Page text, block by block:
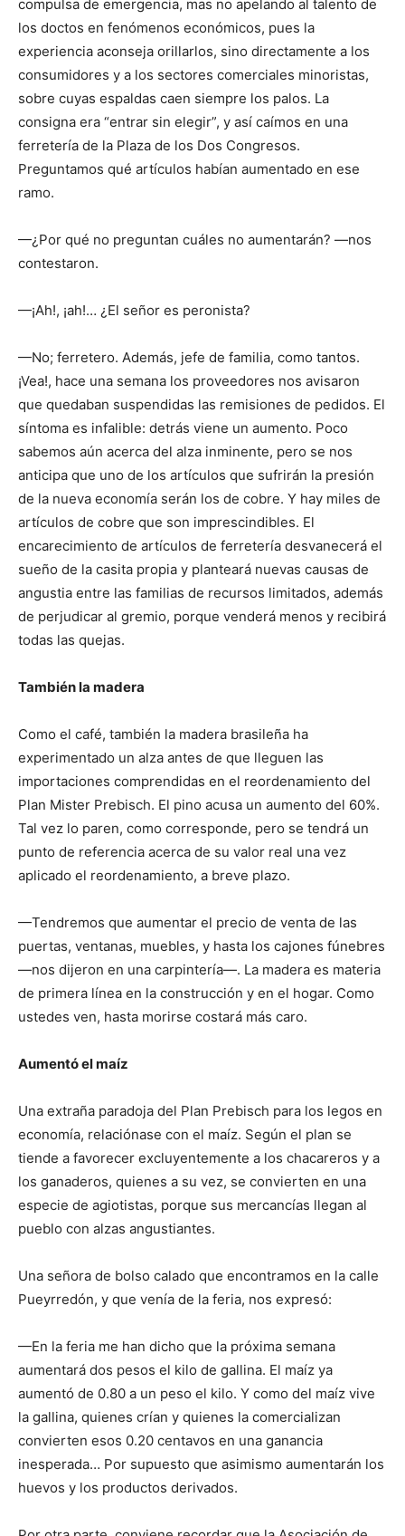
compulsa de emergencia, mas no apelando al talento de
los doctos en fenómenos económicos, pues la
experiencia aconseja orillarlos, sino directamente a los
consumidores y a los sectores comerciales minoristas,
sobre cuyas espaldas caen siempre los palos. La
consigna era “entrar sin elegir”, y así caímos en una
ferretería de la Plaza de los Dos Congresos.
Preguntamos qué artículos habían aumentado en ese
ramo.
—¿Por qué no preguntan cuáles no aumentarán? —nos
contestaron.
—¡Ah!, ¡ah!… ¿El señor es peronista?
—No; ferretero. Además, jefe de familia, como tantos.
¡Vea!, hace una semana los proveedores nos avisaron
que quedaban suspendidas las remisiones de pedidos. El
síntoma es infalible: detrás viene un aumento. Poco
sabemos aún acerca del alza inminente, pero se nos
anticipa que uno de los artículos que sufrirán la presión
de la nueva economía serán los de cobre. Y hay miles de
artículos de cobre que son imprescindibles. El
encarecimiento de artículos de ferretería desvanecerá el
sueño de la casita propia y planteará nuevas causas de
angustia entre las familias de recursos limitados, además
de perjudicar al gremio, porque venderá menos y recibirá
todas las quejas.
También la madera
Como el café, también la madera brasileña ha
experimentado un alza antes de que lleguen las
importaciones comprendidas en el reordenamiento del
Plan Mister Prebisch. El pino acusa un aumento del 60%.
Tal vez lo paren, como corresponde, pero se tendrá un
punto de referencia acerca de su valor real una vez
aplicado el reordenamiento, a breve plazo.
—Tendremos que aumentar el precio de venta de las
puertas, ventanas, muebles, y hasta los cajones fúnebres
—nos dijeron en una carpintería—. La madera es materia
de primera línea en la construcción y en el hogar. Como
ustedes ven, hasta morirse costará más caro.
Aumentó el maíz
Una extraña paradoja del Plan Prebisch para los legos en
economía, relaciónase con el maíz. Según el plan se
tiende a favorecer excluyentemente a los chacareros y a
los ganaderos, quienes a su vez, se convierten en una
especie de agiotistas, porque sus mercancías llegan al
pueblo con alzas angustiantes.
Una señora de bolso calado que encontramos en la calle
Pueyrredón, y que venía de la feria, nos expresó:
—En la feria me han dicho que la próxima semana
aumentará dos pesos el kilo de gallina. El maíz ya
aumentó de 0.80 a un peso el kilo. Y como del maíz vive
la gallina, quienes crían y quienes la comercializan
convierten esos 0.20 centavos en una ganancia
inesperada… Por supuesto que asimismo aumentarán los
huevos y los productos derivados.